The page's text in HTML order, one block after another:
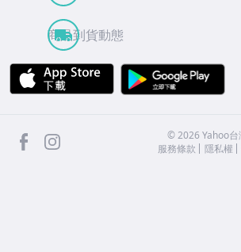
商品到貨動態
APP Store
facebook ©2026 Yahoo
服務條款
隱私權